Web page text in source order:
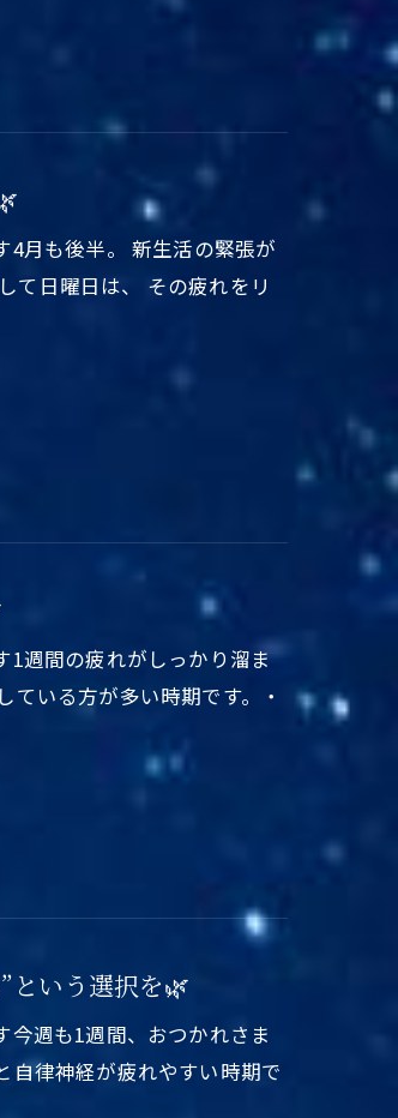
4月も後半。 新生活の緊張が
て日曜日は、 その疲れをリ
1週間の疲れがしっかり溜ま
いる方が多い時期です。・
という選択を🌿
週も1週間、おつかれさま
自律神経が疲れやすい時期で